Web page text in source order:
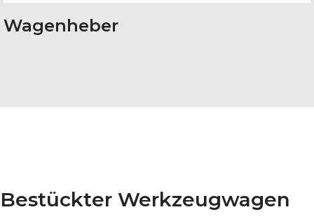
Wagenheber
Bestückter Werkzeugwagen